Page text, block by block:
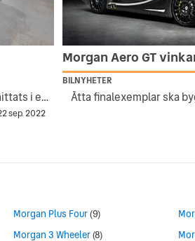
Har totalrenoverats efter att ha hittats i en skog
sep. 2022
Morgan Aero GT
BILNYHETER
Åtta finalexemplar ska
Morgan Plus Four(9)
Morgan 3 Wheeler(8)